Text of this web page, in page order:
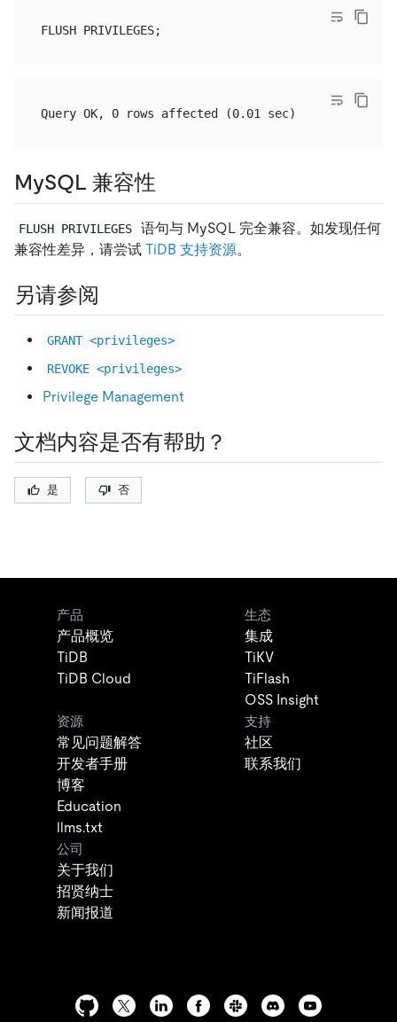
MySQL 兼容性
FLUSH PRIVILEGES
语句与 MySQL 完全兼容。如发现任何
兼容性差异，请尝试 TiDB 支持资源。
另请参阅
GRANT <privileges>
REVOKE <privileges>
Privilege Management
文档内容是否有帮助？
是 否
产品
产品概览
TiDB
TiDB Cloud
生态
集成
TiKV
TiFlash
OSS Insight
资源
常见问题解答
开发者手册
博客
Education
llms.txt
支持
社区
联系我们
公司
关于我们
招贤纳士
新闻报道